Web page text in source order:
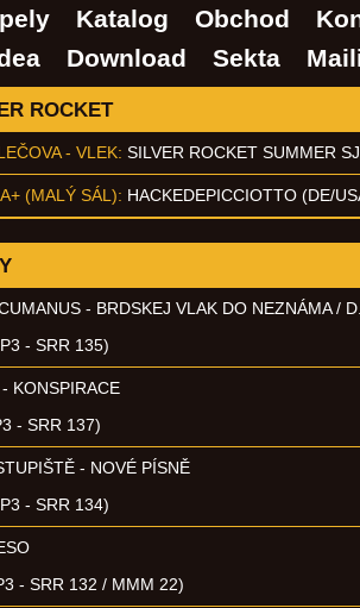
Katalog Obchod
Download Sekta
ROCKET
- VLEK: SILVER ROCKET SUMMER
(MALÝ SÁL): HACKEDEPICCIOTTO (DE/
- BRDSKEJ VLAK DO NEZNÁMA /
- SRR 135)
KONSPIRACE
- SRR 137)
- NOVÉ PÍSNĚ
- SRR 134)
- SRR 132 / MMM 22)